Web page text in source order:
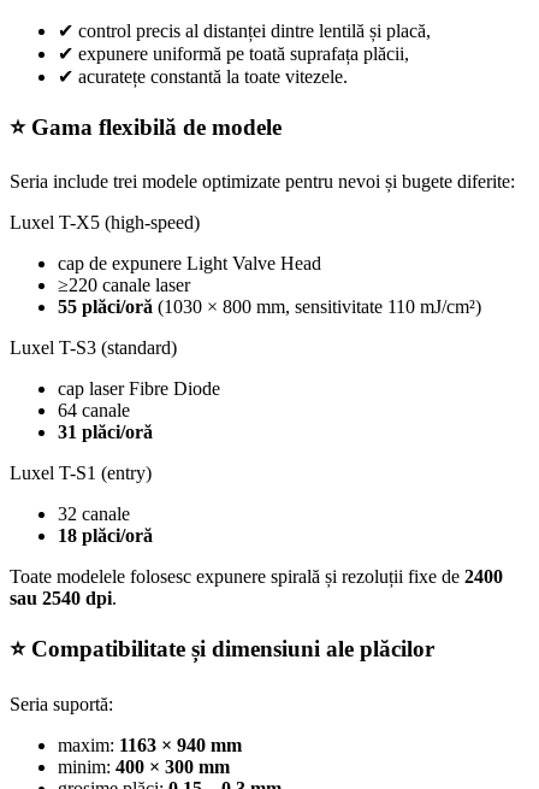
✔ control precis al distanței dintre lentilă și placă,
✔ expunere uniformă pe toată suprafața plăcii,
✔ acuratețe constantă la toate vitezele.
⭐ Gama flexibilă de modele
Seria include trei modele optimizate pentru nevoi și bugete diferite:
Luxel T-X5 (high-speed)
cap de expunere Light Valve Head
≥220 canale laser
55 plăci/oră (1030 × 800 mm, sensitivitate 110 mJ/cm²)
Luxel T-S3 (standard)
cap laser Fibre Diode
64 canale
31 plăci/oră
Luxel T-S1 (entry)
32 canale
18 plăci/oră
Toate modelele folosesc expunere spirală și rezoluții fixe de 2400
sau 2540 dpi.
⭐ Compatibilitate și dimensiuni ale plăcilor
Seria suportă:
maxim: 1163 × 940 mm
minim: 400 × 300 mm